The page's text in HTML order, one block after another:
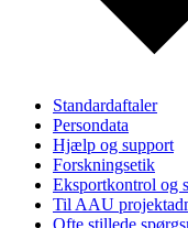
Standardaftaler
Persondata
Hjælp og support
Forskningsetik
Eksportkontrol og
Til AAU
Ofte stillede